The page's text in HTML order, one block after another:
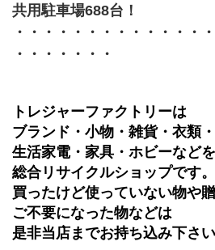
共用駐車場688台！
・・・・・・・・・・・・・
・・・・・・・
トレジャーファクトリーは
ブランド・小物・雑貨・衣類・
生活家電・家具・ホビーなど
総合リサイクルショップです。
買ったけど使っていない物や贈
ご不要になった物などは
是非当店までお持ち込み下さい